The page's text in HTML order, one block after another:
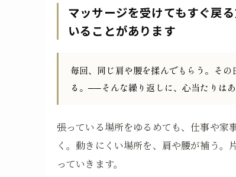
マッサージを受けてもすぐ戻
いることがあります
毎回、同じ肩や腰を揉んでもらう。そ
る。──そんな繰り返しに、心当たりはあ
張っている場所をゆるめても、仕事や家
く。動きにくい場所を、肩や腰が補う。
っていきます。